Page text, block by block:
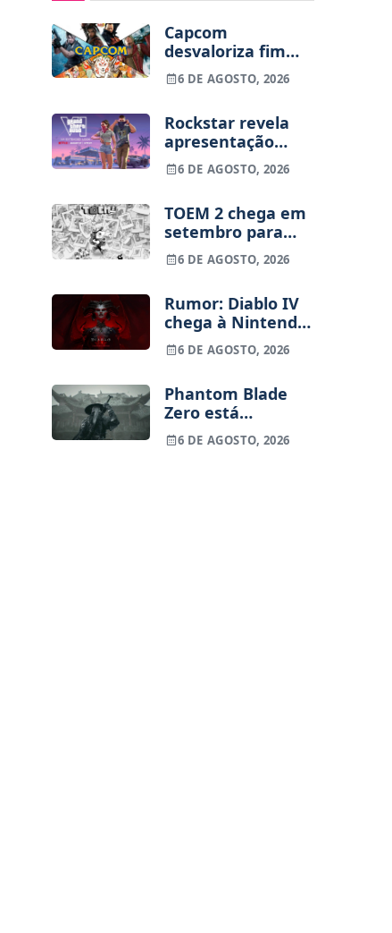
Capcom
desvaloriza fim
dos jogos físicos
na PlayStation
6 DE AGOSTO, 2026
Rockstar revela
apresentação
alargada de GTA
VI para 27 de
6 DE AGOSTO, 2026
TOEM 2 chega em
setembro para
PS5, Switch e PC
6 DE AGOSTO, 2026
Rumor: Diablo IV
chega à Nintendo
Switch 2 em
setembro e vai
um jogo novo
6 DE AGOSTO, 2026
Phantom Blade
Zero está
terminado, pré-
vendas começam
6 DE AGOSTO, 2026